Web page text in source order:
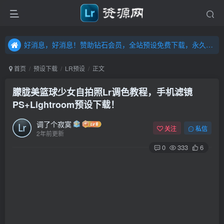
好消息，好消息！赞助钻石会员，全站预设免费下载，永久钻石会员，”送“万元超值资源，内容丰富，容量高达20T，不断更新！点击进入……
好消息，好消息！赞助钻石会员，全站预设免费下载，永久钻石会员，”送“万元超值资源，内容丰富，容量高达20T，不断更新！点击进入……
首页 预设下载 LR预设 正文
朦胧美篮球少女自拍照Lr调色教程，手机滤镜
PS+Lightroom预设下载！
调了个寂寞
2年前更新
关注 私信
0 333 6